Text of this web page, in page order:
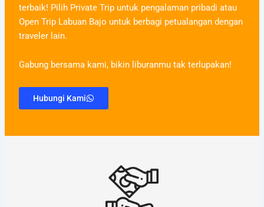
terbaik! Pilih Private Trip untuk pengalaman pribadi atau
Open Trip Labuan Bajo untuk berbagi petualangan dengan
traveler lain.
Gabung bersama kami, bikin liburanmu tak terlupakan!
Hubungi Kami